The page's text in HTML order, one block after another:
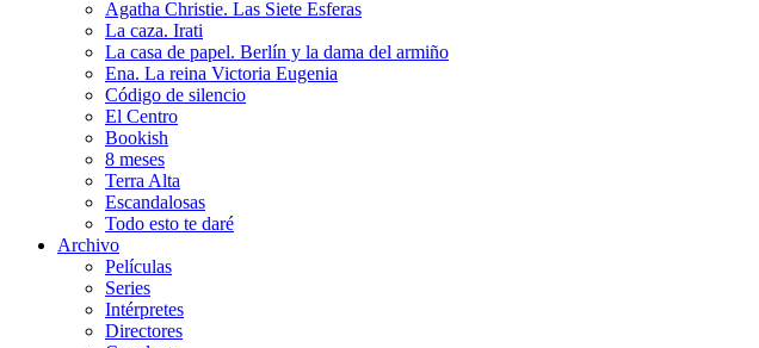
Agatha Christie. Las Siete Esferas
La caza. Irati
La casa de papel. Berlín y la dama del armiño
Ena. La reina Victoria Eugenia
Código de silencio
El Centro
Bookish
8 meses
Terra Alta
Escandalosas
Todo esto te daré
Archivo
Películas
Series
Intérpretes
Directores